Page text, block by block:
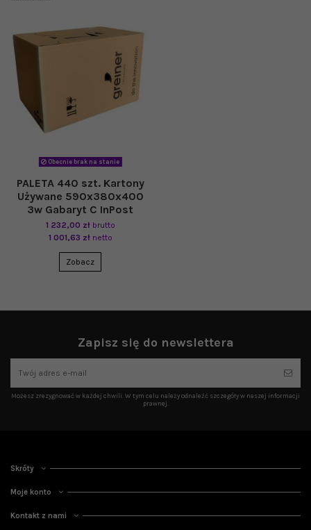
Obecnie brak na stanie
PALETA 440 szt. Kartony
Używane 590x380x400
3w Gabaryt C InPost
1 232,00 zł brutto
1 001,63 zł netto
Zobacz
Zapisz się do newslettera
Możesz zrezygnować w każdej chwili. W tym celu należy odnaleźć szczegóły w naszej informacji
prawnej.
Skróty
Moje konto
Kontakt z nami